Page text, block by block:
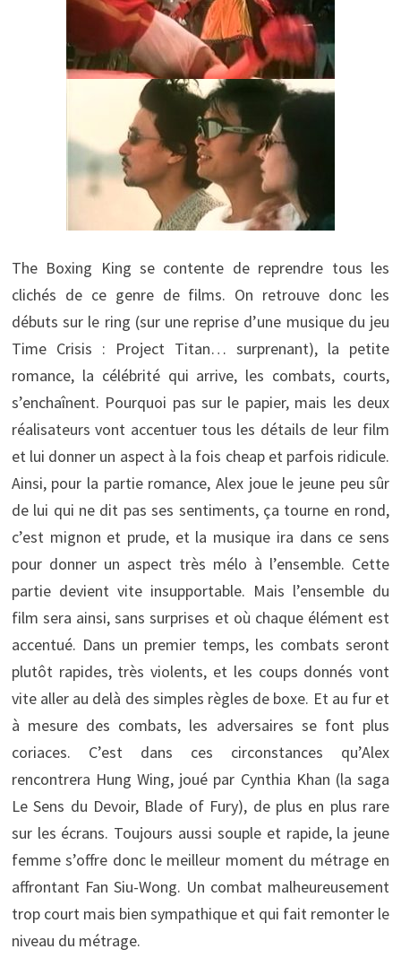
The Boxing King se contente de reprendre tous les
clichés de ce genre de films. On retrouve donc les
débuts sur le ring (sur une reprise d’une musique du jeu
Time Crisis : Project Titan… surprenant), la petite
romance, la célébrité qui arrive, les combats, courts,
s’enchaînent. Pourquoi pas sur le papier, mais les deux
réalisateurs vont accentuer tous les détails de leur film
et lui donner un aspect à la fois cheap et parfois ridicule.
Ainsi, pour la partie romance, Alex joue le jeune peu sûr
de lui qui ne dit pas ses sentiments, ça tourne en rond,
c’est mignon et prude, et la musique ira dans ce sens
pour donner un aspect très mélo à l’ensemble. Cette
partie devient vite insupportable. Mais l’ensemble du
film sera ainsi, sans surprises et où chaque élément est
accentué. Dans un premier temps, les combats seront
plutôt rapides, très violents, et les coups donnés vont
vite aller au delà des simples règles de boxe. Et au fur et
à mesure des combats, les adversaires se font plus
coriaces. C’est dans ces circonstances qu’Alex
rencontrera Hung Wing, joué par Cynthia Khan (la saga
Le Sens du Devoir, Blade of Fury), de plus en plus rare
sur les écrans. Toujours aussi souple et rapide, la jeune
femme s’offre donc le meilleur moment du métrage en
affrontant Fan Siu-Wong. Un combat malheureusement
trop court mais bien sympathique et qui fait remonter le
niveau du métrage.